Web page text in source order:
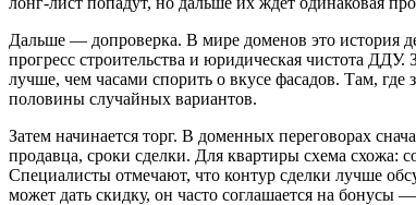
Дальше — допроверка. В мире доменов это история
прогресс строительства и юридическая чистота ДДУ.
лучше, чем часами спорить о вкусе фасадов. Там,
половины случайных вариантов.
Затем начинается торг. В доменных переговорах
продавца, сроки сделки. Для квартиры схема схожа:
Специалисты отмечают, что контур сделки лучше
может дать скидку, он часто соглашается на бонусы